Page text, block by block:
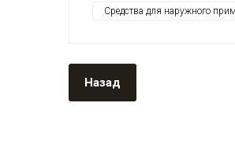
Средства для наружного
Назад